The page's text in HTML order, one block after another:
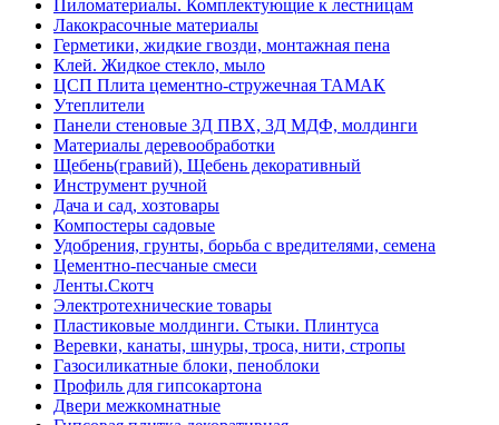
Пиломатериалы. Комплектующие к лестницам
Лакокрасочные материалы
Герметики, жидкие гвозди, монтажная пена
Клей. Жидкое стекло, мыло
ЦСП Плита цементно-стружечная ТАМАК
Утеплители
Панели стеновые 3Д ПВХ, 3Д МДФ, молдинги
Материалы деревообработки
Щебень(гравий), Щебень декоративный
Инструмент ручной
Дача и сад, хозтовары
Компостеры садовые
Удобрения, грунты, борьба с вредителями, семена
Цементно-песчаные смеси
Ленты.Скотч
Электротехнические товары
Пластиковые молдинги. Стыки. Плинтуса
Веревки, канаты, шнуры, троса, нити, стропы
Газосиликатные блоки, пеноблоки
Профиль для гипсокартона
Двери межкомнатные